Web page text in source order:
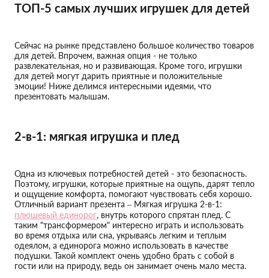
ТОП-5 самых лучших игрушек для детей
Сейчас на рынке представлено большое количество товаров
для детей. Впрочем, важная опция - не только
развлекательная, но и развивающая. Кроме того, игрушки
для детей могут дарить приятные и положительные
эмоции! Ниже делимся интересными идеями, что
презентовать малышам.
2-в-1: мягкая игрушка и плед
Одна из ключевых потребностей детей - это безопасность.
Поэтому, игрушки, которые приятные на ощупь, дарят тепло
и ощущение комфорта, помогают чувствовать себя хорошо.
Отличный вариант презента – Мягкая игрушка 2-в-1:
плюшевый единорог, внутрь которого спрятан плед. С
таким "трансформером" интересно играть и использовать
во время отдыха или сна, укрываясь легким и теплым
одеялом, а единорога можно использовать в качестве
подушки. Такой комплект очень удобно брать с собой в
гости или на природу, ведь он занимает очень мало места.